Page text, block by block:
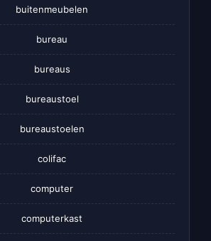
buitenmeubelen
bureau
bureaus
bureaustoel
bureaustoelen
colifac
computer
computerkast